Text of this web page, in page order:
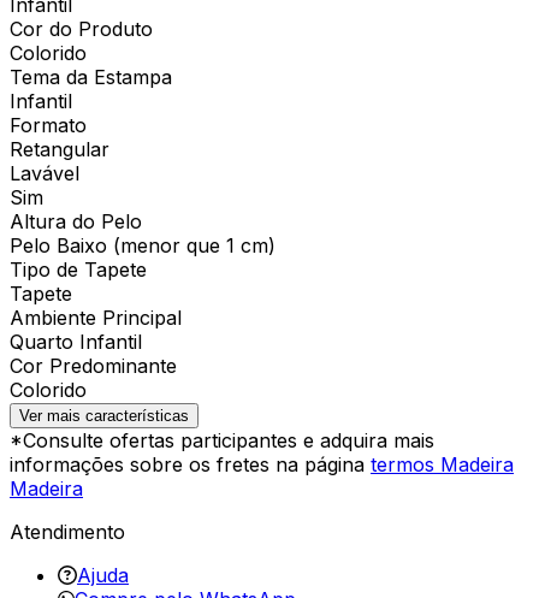
Cor do Produto
Colorido
Tema da Estampa
Infantil
Formato
Retangular
Lavável
Sim
Altura do Pelo
Pelo Baixo (menor que 1 cm)
Tipo de Tapete
Tapete
Ambiente Principal
Quarto Infantil
Cor Predominante
Colorido
Ver mais características
*Consulte ofertas participantes e adquira mais
informações sobre os fretes na página termos Madeira
Madeira
Atendimento
Ajuda